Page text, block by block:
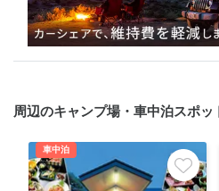
周辺のキャンプ場・車中泊スポッ
車中泊